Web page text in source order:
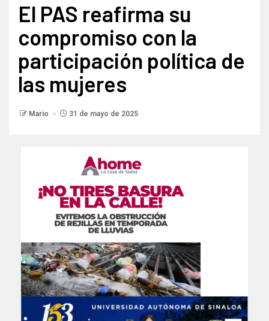
El PAS reafirma su
compromiso con la
participación política de
las mujeres
Mario 31 de mayo de 2025